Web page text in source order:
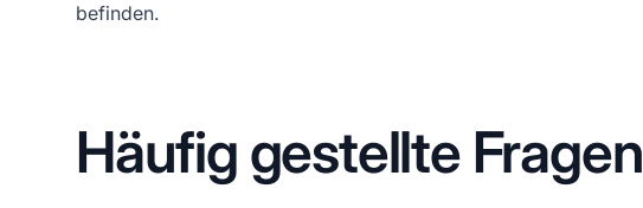
befinden.
Häufig gestellte Fragen